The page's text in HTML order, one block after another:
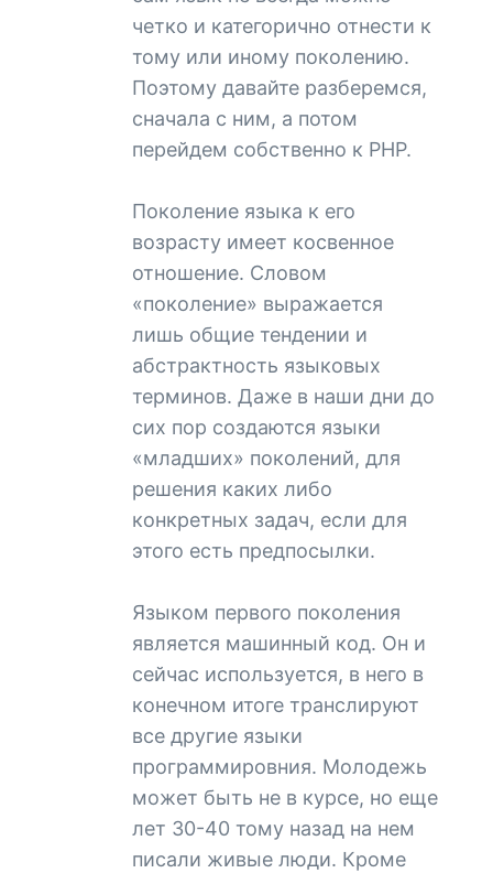
четко и категорично отнести к
тому или иному поколению.
Поэтому давайте разберемся,
сначала с ним, а потом
перейдем собственно к PHP.
Поколение языка к его
возрасту имеет косвенное
отношение. Словом
«поколение» выражается
лишь общие тендении и
абстрактность языковых
терминов. Даже в наши дни до
сих пор создаются языки
«младших» поколений, для
решения каких либо
конкретных задач, если для
этого есть предпосылки.
Языком первого поколения
является машинный код. Он и
сейчас используется, в него в
конечном итоге транслируют
все другие языки
программировния. Молодежь
может быть не в курсе, но еще
лет 30-40 тому назад на нем
писали живые люди. Кроме